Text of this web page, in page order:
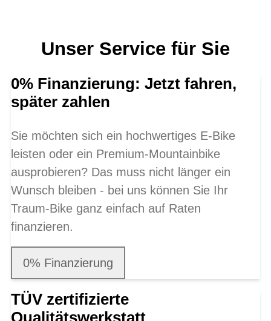
Unser Service für Sie
0% Finanzierung: Jetzt fahren,
später zahlen
Sie möchten sich ein hochwertiges E-Bike
leisten oder ein Premium-Mountainbike
ausprobieren? Das muss nicht länger ein
Wunsch bleiben - bei uns können Sie Ihr
Traum-Bike ganz einfach auf Raten
finanzieren.
0% Finanzierung
TÜV zertifizierte
Qualitätswerkstatt